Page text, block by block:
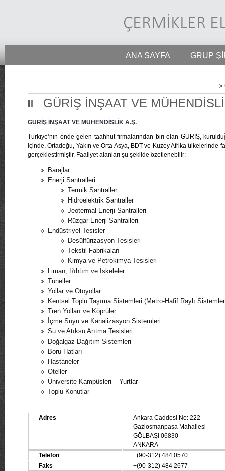
ANA SAYFA GRUP
GÜRİŞ İNŞAAT VE
GÜRİŞ İNŞAAT VE MÜHENDİSLİK A.Ş.
Türkiye’nin önde gelen taahhüt firmalarından biri olan GÜRİŞ,
içinde, Ortadoğu, Yakın ve Orta Asya, BDT ve Kuzey Afrika
gerçekleştirmiştir. Faaliyet alanları şu şekilde özetlenebilir:
Barajlar
Enerji Santralleri
Termik Santraller
Hidroelektrik Santraller
Jeotermal Enerji Santralleri
Rüzgar Enerji Santralleri
Endüstriyel Tesisler
Desülfürizasyon Tesisleri
Tekstil Fabrikaları
Kimya ve Petrokimya Tesisleri
Liman, Rıhtım ve İskeleler
Tüneller
Yollar ve Otoyollar
Kentsel Toplu Taşıma Sistemleri (Metro-Hafif Raylı
Tren Yolları ve Köprüler
İçme Suyu ve Kanalizasyon Sistemleri
Su ve Atıksu Arıtma Tesisleri
Doğalgaz Dağıtım Sistemleri
Boru Hatları
Hastaneler
Oteller
Üniversite Kampüsleri – Yurtlar
Toplu Konutlar
Adres
Ankara Caddesi No: 222
Gaziosmanpaşa Mahallesi
GÖLBAŞI 06830
ANKARA
Telefon
+(90-312) 484 0570
Faks
+(90-312) 484 2677